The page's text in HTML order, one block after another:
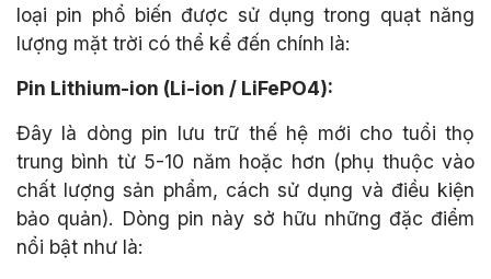
loại pin phổ biến được sử dụng trong quạt năng
lượng mặt trời có thể kể đến chính là:
Pin Lithium-ion (Li-ion / LiFePO4):
Đây là dòng pin lưu trữ thế hệ mới cho tuổi thọ
trung bình từ 5-10 năm hoặc hơn (phụ thuộc vào
chất lượng sản phẩm, cách sử dụng và điều kiện
bảo quản). Dòng pin này sở hữu những đặc điểm
nổi bật như là: